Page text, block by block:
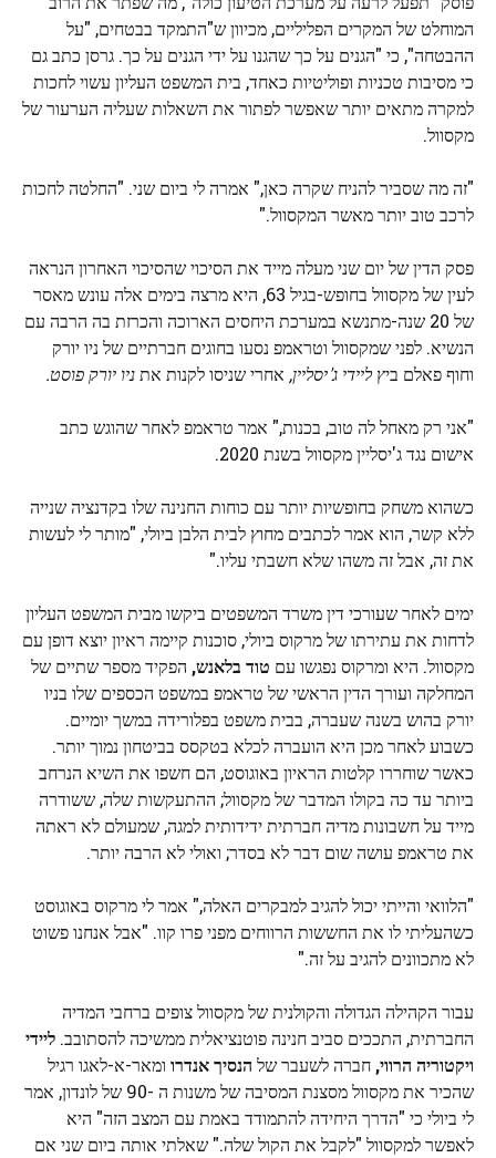
המוחלט של המקרים הפליליים, מכיוון ש"התמקד בבטחים, "על
ההבטחה", כי "הגנים על כך שהגנו על ידי הגנים על כך. גרסן כתב גם
כי מסיבות טכניות ופוליטיות כאחד, בית המשפט העליון עשוי לחכות
למקרה מתאים יותר שאפשר לפתור את השאלות שעליה הערעור של
מקסוול.
"זה מה שסביר להניח שקרה כאן," אמרה לי ביום שני. "החלטה לחכות
לרכב טוב יותר מאשר המקסוול."
פסק הדין של יום שני מעלה מייד את הסיכוי שהסיכוי האחרון הנראה
לעין של מקסוול בחופש-בגיל 63, היא מרצה בימים אלה עונש מאסר
של 20 שנה-מתנשא במערכת היחסים הארוכה והכרזת בה הרבה עם
הנשיא. לפני שמקסוול וטראמפ נסעו בחוגים חברתיים של ניו יורק
וחוף פאלם ביץליידי ג'יסליין, אחרי שניסו לקנות אתניו יורק פוסט.
"אני רק מאחל לה טוב, בכנות," אמר טראמפ לאחר שהוגש כתב
אישום נגד ג'יסליין מקסוול בשנת 2020.
כשהוא משחק בחופשיות יותר עם כוחות החנינה שלו בקדנציה שנייה
ללא קשר, הוא אמר לכתבים מחוץ לבית הלבן ביולי, "מותר לי לעשות
את זה, אבל זה משהו שלא חשבתי עליו."
ימים לאחר שעורכי דין משרד המשפטים ביקשו מבית המשפט העליון
לדחות את עתירתו של מרקוס ביולי, סוכנות קיימה ראיון יוצא דופן עם
מקסוול. היא ומרקוס נפגשו עם טוד בלאנש, הפקיד מספר שתיים של
המחלקה ועורך הדין הראשי של טראמפ במשפט הכספים שלו בניו
יורק בהוש בשנה שעברה, בבית משפט בפלורידה במשך יומיים.
כשבוע לאחר מכן היא הועברה לכלא בטקסס בביטחון נמוך יותר.
כאשר שוחררו קלטות הראיון באוגוסט, הם חשפו את השיא הנרחב
ביותר עד כה בקולו המדבר של מקסוול; ההתעקשות שלה, ששודרה
מייד על חשבונות מדיה חברתית ידידותית למגה, שמעולם לא ראתה
את טראמפ עושה שום דבר לא בסדר; ואולי לא הרבה יותר.
"הלוואי והייתי יכול להגיב למבקרים האלה," אמר לי מרקוס באוגוסט
כשהעליתי לו את החששות הרווחים מפני פרו קוו. "אבל אנחנו פשוט
לא מתכוונים להגיב על זה."
עבור הקהילה הגדולה והקולנית של מקסוול צופים ברחבי המדיה
החברתית, התככים סביב חנינה פוטנציאלית ממשיכה להסתובב. ליידי
ויקטוריה הרווי, חברה לשעבר של הנסיך אנדרו ומאר-א-לאגו רגיל
שהכיר את מקסוול מסצנת המסיבה של משנות ה -90 של לונדון, אמר
לי ביולי כי "הדרך היחידה להתמודד באמת עם המצב הזה" היא
לאפשר למקסוול "לקבל את הקול שלה." שאלתי אותה ביום שני אם